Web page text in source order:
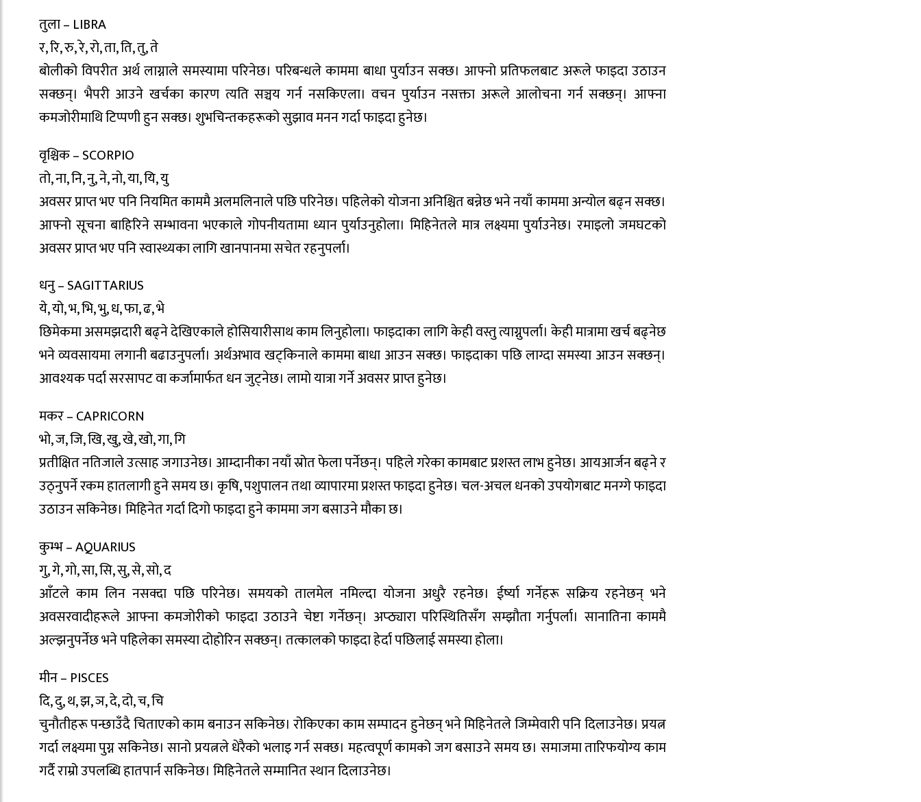
तुला – LIBRA
र, रि, रु, रे, रो, ता, ति, तु, ते
बोलीको विपरीत अर्थ लाग्नाले समस्यामा परिनेछ। परिबन्धले काममा बाधा पुर्याउन सक्छ। आफ्नो प्रतिफलबाट अरूले फाइदा उठाउन
सक्छन्। भैपरी आउने खर्चका कारण त्यति सञ्चय गर्न नसकिएला। वचन पुर्याउन नसक्ता अरूले आलोचना गर्न सक्छन्। आफ्ना
कमजोरीमाथि टिप्पणी हुन सक्छ। शुभचिन्तकहरूको सुझाव मनन गर्दा फाइदा हुनेछ।
वृश्चिक – SCORPIO
तो, ना, नि, नु, ने, नो, या, यि, यु
अवसर प्राप्त भए पनि नियमित काममै अलमलिनाले पछि परिनेछ। पहिलेको योजना अनिश्चित बन्नेछ भने नयाँ काममा अन्योल बढ्न सक्छ।
आफ्नो सूचना बाहिरिने सम्भावना भएकाले गोपनीयतामा ध्यान पुर्याउनुहोला। मिहिनेतले मात्र लक्ष्यमा पुर्याउनेछ। रमाइलो जमघटको
अवसर प्राप्त भए पनि स्वास्थ्यका लागि खानपानमा सचेत रहनुपर्ला।
धनु – SAGITTARIUS
ये, यो, भ, भि, भु, ध, फा, ढ, भे
छिमेकमा असमझदारी बढ्ने देखिएकाले होसियारीसाथ काम लिनुहोला। फाइदाका लागि केही वस्तु त्याग्नुपर्ला। केही मात्रामा खर्च बढ्नेछ
भने व्यवसायमा लगानी बढाउनुपर्ला। अर्थअभाव खट्किनाले काममा बाधा आउन सक्छ। फाइदाका पछि लाग्दा समस्या आउन सक्छन्।
आवश्यक पर्दा सरसापट वा कर्जामार्फत धन जुट्नेछ। लामो यात्रा गर्ने अवसर प्राप्त हुनेछ।
मकर – CAPRICORN
भो, ज, जि, खि, खु, खे, खो, गा, गि
प्रतीक्षित नतिजाले उत्साह जगाउनेछ। आम्दानीका नयाँ स्रोत फेला पर्नेछन्। पहिले गरेका कामबाट प्रशस्त लाभ हुनेछ। आयआर्जन बढ्ने र
उठ्नुपर्ने रकम हातलागी हुने समय छ। कृषि, पशुपालन तथा व्यापारमा प्रशस्त फाइदा हुनेछ। चल-अचल धनको उपयोगबाट मनग्गे फाइदा
उठाउन सकिनेछ। मिहिनेत गर्दा दिगो फाइदा हुने काममा जग बसाउने मौका छ।
कुम्भ – AQUARIUS
गु, गे, गो, सा, सि, सु, से, सो, द
आँटले काम लिन नसक्दा पछि परिनेछ। समयको तालमेल नमिल्दा योजना अधुरै रहनेछ। ईर्ष्या गर्नेहरू सक्रिय रहनेछन् भने
अवसरवादीहरूले आफ्ना कमजोरीको फाइदा उठाउने चेष्टा गर्नेछन्। अप्ठ्यारा परिस्थितिसँग सम्झौता गर्नुपर्ला। सानातिना काममै
अल्झनुपर्नेछ भने पहिलेका समस्या दोहोरिन सक्छन्। तत्कालको फाइदा हेर्दा पछिलाई समस्या होला।
मीन – PISCES
दि, दु, थ, झ, ञ, दे, दो, च, चि
चुनौतीहरू पन्छाउँदै चिताएको काम बनाउन सकिनेछ। रोकिएका काम सम्पादन हुनेछन् भने मिहिनेतले जिम्मेवारी पनि दिलाउनेछ। प्रयत्न
गर्दा लक्ष्यमा पुग्न सकिनेछ। सानो प्रयत्नले धेरैको भलाइ गर्न सक्छ। महत्वपूर्ण कामको जग बसाउने समय छ। समाजमा तारिफयोग्य काम
गर्दै राम्रो उपलब्धि हातपार्न सकिनेछ। मिहिनेतले सम्मानित स्थान दिलाउनेछ।